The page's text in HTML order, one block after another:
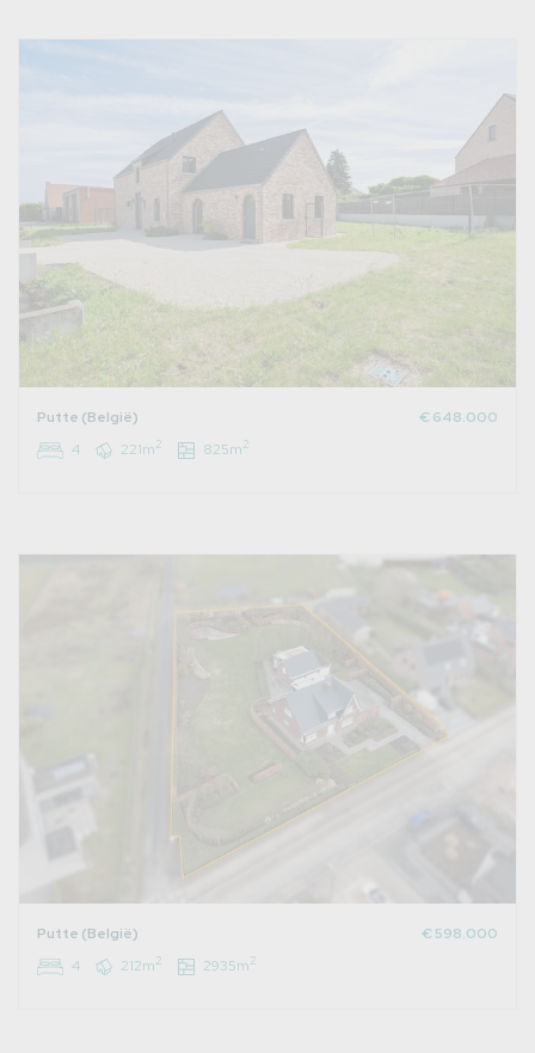
Putte (België)
€ 648.000
4
221m2 825m2
Putte (België)
€ 598.000
4
212m2 2935m2